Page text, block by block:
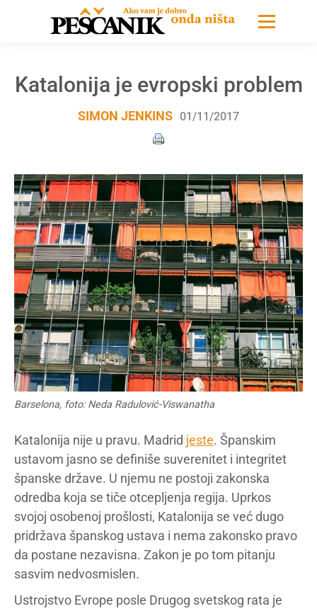
Katalonija je evropski problem
SIMON JENKINS 01/11/2017
Barselona, foto: Neda Radulović-Viswanatha
Katalonija nije u pravu. Madrid jeste. Španskim
ustavom jasno se definiše suverenitet i integritet
španske države. U njemu ne postoji zakonska
odredba koja se tiče otcepljenja regija. Uprkos
svojoj osobenoj prošlosti, Katalonija se već dugo
pridržava španskog ustava i nema zakonsko pravo
da postane nezavisna. Zakon je po tom pitanju
sasvim nedvosmislen.
Ustrojstvo Evrope posle Drugog svetskog rata je